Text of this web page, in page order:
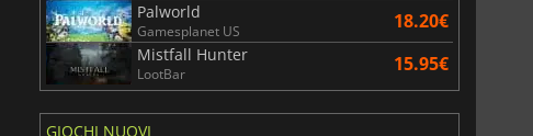
Palworld
Gamesplanet US 18.20€
Mistfall Hunter
LootBar 15.95€
GIOCHI NUOVI